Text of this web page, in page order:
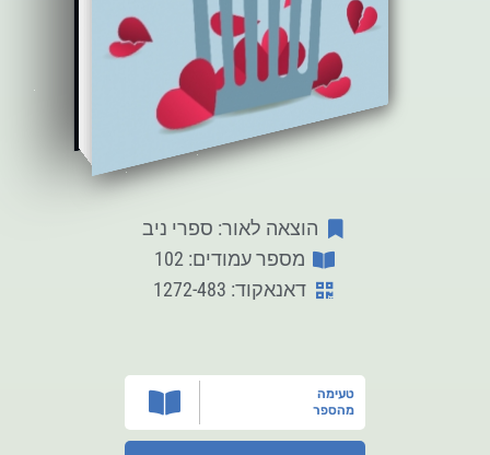
הוצאה לאור: ספרי ניב
מספר עמודים: 102
דאנאקוד: 1272-483
טעימה
מהספר